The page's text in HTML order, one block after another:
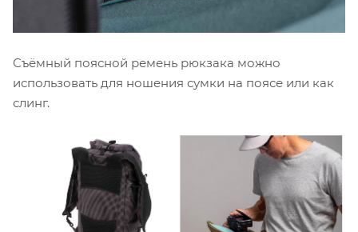
Съёмный поясной ремень рюкзака можно
использовать для ношения сумки на поясе или как
слинг.